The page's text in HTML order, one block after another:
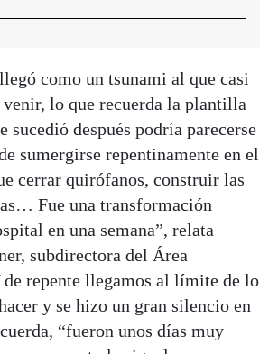
llegó como un tsunami al que casi
lo que recuerda la plantilla
sucedió después podría parecerse
sumergirse repentinamente en el
cerrar quirófanos, construir las
Fue una transformación
en una semana”, relata
subdirectora del Área
repente llegamos al límite de lo
y se hizo un gran silencio en
“fueron unos días muy